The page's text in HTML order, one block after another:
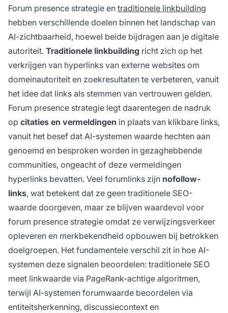
Forum presence strategie en traditionele linkbuilding
hebben verschillende doelen binnen het landschap van
AI-zichtbaarheid, hoewel beide bijdragen aan je digitale
autoriteit. Traditionele linkbuilding richt zich op het
verkrijgen van hyperlinks van externe websites om
domeinautoriteit en zoekresultaten te verbeteren, vanuit
het idee dat links als stemmen van vertrouwen gelden.
Forum presence strategie legt daarentegen de nadruk
op citaties en vermeldingen in plaats van klikbare links,
vanuit het besef dat AI-systemen waarde hechten aan
genoemd en besproken worden in gezaghebbende
communities, ongeacht of deze vermeldingen
hyperlinks bevatten. Veel forumlinks zijn nofollow-
links, wat betekent dat ze geen traditionele SEO-
waarde doorgeven, maar ze blijven waardevol voor
forum presence strategie omdat ze verwijzingsverkeer
opleveren en merkbekendheid opbouwen bij betrokken
doelgroepen. Het fundamentele verschil zit in hoe AI-
systemen deze signalen beoordelen: traditionele SEO
meet linkwaarde via PageRank-achtige algoritmen,
terwijl AI-systemen forumwaarde beoordelen via
entiteitsherkenning, discussiecontext en